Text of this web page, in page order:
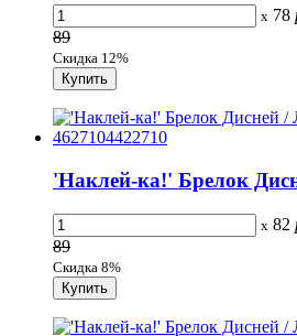
x 78
89
Скидка 12%
'Наклей-ка!' Брелок
x 82
89
Скидка 8%